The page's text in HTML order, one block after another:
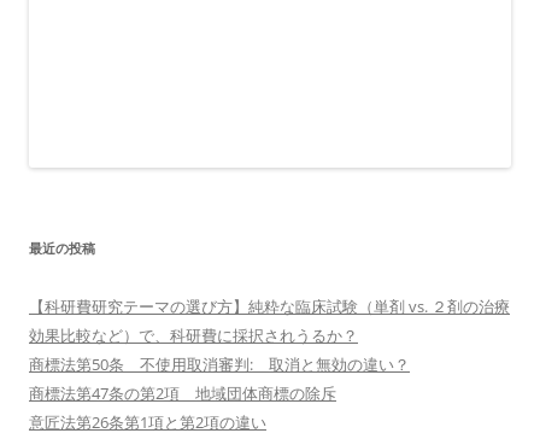
最近の投稿
【科研費研究テーマの選び方】純粋な臨床試験（単剤 vs. ２剤の治療
効果比較など）で、科研費に採択されうるか？
商標法第50条 不使用取消審判: 取消と無効の違い？
商標法第47条の第2項 地域団体商標の除斥
意匠法第26条第1項と第2項の違い